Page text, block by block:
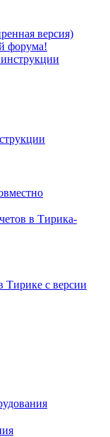
версия)
форума!
в Тирика-
Тирике с версии